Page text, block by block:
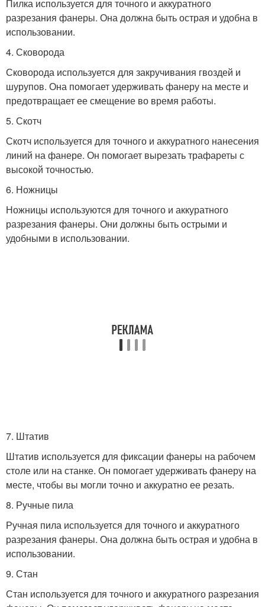
Пилка используется для точного и аккуратного
разрезания фанеры. Она должна быть острая и удобна в
использовании.
4. Сковорода
Сковорода используется для закручивания гвоздей и
шурупов. Она помогает удерживать фанеру на месте и
предотвращает ее смещение во время работы.
5. Скотч
Скотч используется для точного и аккуратного нанесения
линий на фанере. Он помогает вырезать трафареты с
высокой точностью.
6. Ножницы
Ножницы используются для точного и аккуратного
разрезания фанеры. Они должны быть острыми и
удобными в использовании.
7. Штатив
Штатив используется для фиксации фанеры на рабочем
столе или на станке. Он помогает удерживать фанеру на
месте, чтобы вы могли точно и аккуратно ее резать.
8. Ручные пила
Ручная пила используется для точного и аккуратного
разрезания фанеры. Она должна быть острая и удобна в
использовании.
9. Стан
Стан используется для точного и аккуратного разрезания